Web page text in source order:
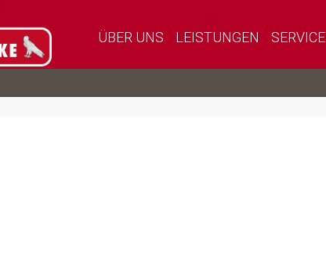
ÜBER UNS LEISTUNGEN SERVICE